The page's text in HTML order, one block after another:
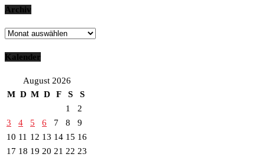
Archiv
Archiv
Kalender
August 2026
M D M D F S
S
1
2
3
4 5 6 7 8
9
10 11 12 13 14 15 16
17 18 19 20 21 22 23